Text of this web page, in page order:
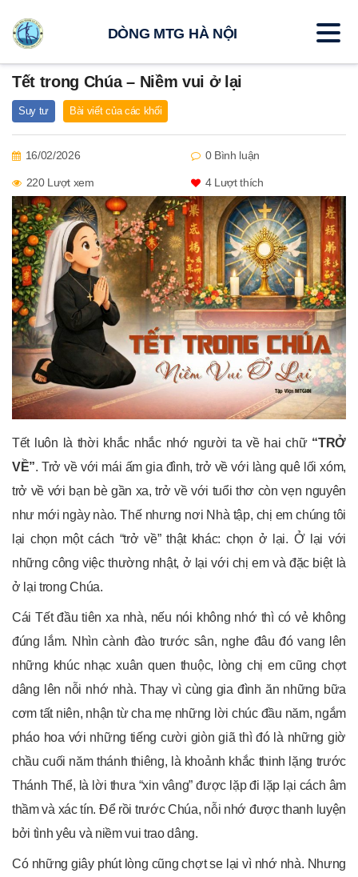
Tết trong Chúa – Niềm vui ở lại
Suy tư Bài viết của các khối
16/02/2026 0 Bình luận
220 Lượt xem 4Lượt thích
Tết luôn là thời khắc nhắc nhớ người ta về hai chữ “TRỞ
VỀ”. Trở về với mái ấm gia đình, trở về với làng quê lối xóm,
trở về với bạn bè gần xa, trở về với tuổi thơ còn vẹn nguyên
như mới ngày nào. Thế nhưng nơi Nhà tập, chị em chúng tôi
lại chọn một cách “trở về” thật khác: chọn ở lại. Ở lại với
những công việc thường nhật, ở lại với chị em và đặc biệt là
ở lại trong Chúa.
Cái Tết đầu tiên xa nhà, nếu nói không nhớ thì có vẻ không
đúng lắm. Nhìn cành đào trước sân, nghe đâu đó vang lên
những khúc nhạc xuân quen thuộc, lòng chị em cũng chợt
dâng lên nỗi nhớ nhà. Thay vì cùng gia đình ăn những bữa
cơm tất niên, nhận từ cha mẹ những lời chúc đầu năm, ngắm
pháo hoa với những tiếng cười giòn giã thì đó là những giờ
chầu cuối năm thánh thiêng, là khoảnh khắc thinh lặng trước
Thánh Thể, là lời thưa “xin vâng” được lặp đi lặp lại cách âm
thầm và xác tín. Để rồi trước Chúa, nỗi nhớ được thanh luyện
bởi tình yêu và niềm vui trao dâng.
Có những giây phút lòng cũng chợt se lại vì nhớ nhà. Nhưng
DÒNG MTG HÀ NỘI